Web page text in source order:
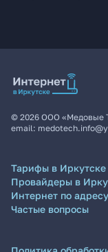
© 2026 ООО «Медовые
email:
Тарифы в Иркутске
Провайдеры в
Интернет по
Частые вопросы